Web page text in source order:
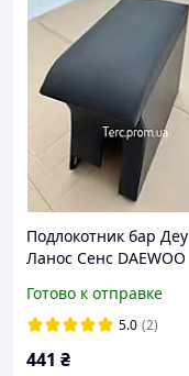
Подлокотник бар Деу
Ланос Сенс DAEWOO
Готово к отправке
5.0 (2)
441 ₴